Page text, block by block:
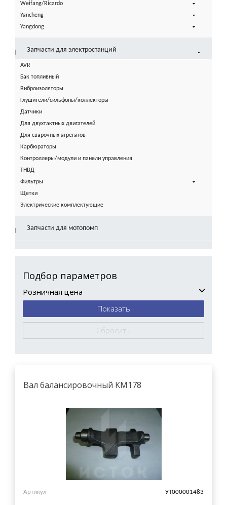
Weifang/Ricardo
Yancheng
Yangdong
Запчасти для электростанций
AVR
Бак топливный
Виброизоляторы
Глушители/сильфоны/коллекторы
Датчики
Для двухтактных двигателей
Для сварочных агрегатов
Карбюраторы
Контроллеры/модули и панели управления
ТНВД
Фильтры
Щетки
Электрические комплектующие
Запчасти для мотопомп
Подбор параметров
Розничная цена
Вал балансировочный KM178
Артикул УТ000001483